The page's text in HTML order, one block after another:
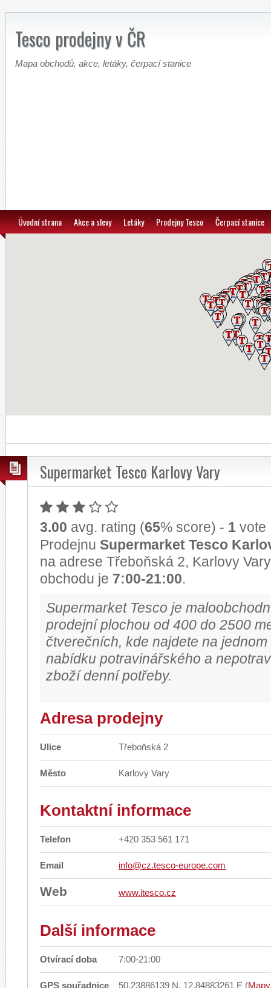
Tesco prodejny v ČR
Mapa obchodů, akce, letáky, čerpací stanice
Úvodní strana Akce a slevy Letáky Prodejny Tesco Čerpací stanice
Supermarket Tesco Karlovy Vary
3.00 avg. rating (65% score) - 1 vote
Prodejnu Supermarket Tesco
na adrese Třeboňská 2, Karlovy
obchodu je 7:00-21:00.
Supermarket Tesco je
prodejní plochou od 400 do 2500
čtverečních, kde najdete na
nabídku potravinářského a
zboží denní potřeby.
Adresa prodejny
Ulice Třeboňská 2
Město Karlovy Vary
Kontaktní informace
Telefon +420 353 561 171
Email info@cz.tesco-europe.com
Web www.itesco.cz
Další informace
Otvírací doba 7:00-21:00
GPS souřadnice 50.23886139 N, 12.84883261 E (